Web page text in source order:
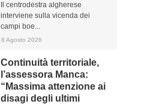
Il centrodestra algherese
interviene sulla vicenda dei
campi boe...
8 Agosto 2026
Continuità territoriale,
l’assessora Manca:
“Massima attenzione ai
disagi degli ultimi